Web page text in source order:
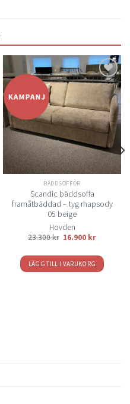
Lägg
till i
önskelistan
BÄDDSOFFOR
Scandic bäddsoffa
framåtbäddad – tyg rhapsody
05 beige
Hovden
23.300kr Det
var:
23.300 kr.
16.900 krDet
är:
16.900 kr.
LÄGG TILL I VARUKORG